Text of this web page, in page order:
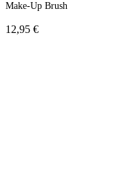
Make-Up Brush
12,95 €